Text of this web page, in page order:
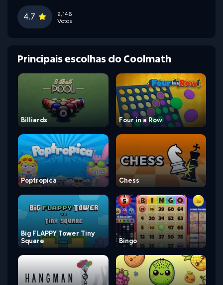
4.7
2,146
Votos
Principais escolhas do Coolmath
Billiards Four in a Row
Poptropica Chess
Big FLAPPY Tower Tiny
Square
Bingo